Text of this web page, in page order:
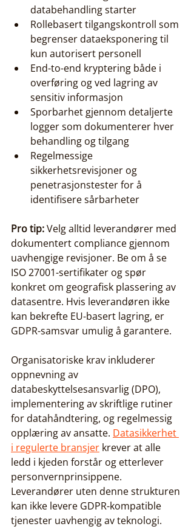
databehandling starter
Rollebasert tilgangskontroll som
begrenser dataeksponering til
kun autorisert personell
End-to-end kryptering både i
overføring og ved lagring av
sensitiv informasjon
Sporbarhet gjennom detaljerte
logger som dokumenterer hver
behandling og tilgang
Regelmessige
sikkerhetsrevisjoner og
penetrasjonstester for å
identifisere sårbarheter
Pro tip: Velg alltid leverandører med
dokumentert compliance gjennom
uavhengige revisjoner. Be om å se
ISO 27001-sertifikater og spør
konkret om geografisk plassering av
datasentre. Hvis leverandøren ikke
kan bekrefte EU-basert lagring, er
GDPR-samsvar umulig å garantere.
Organisatoriske krav inkluderer
oppnevning av
databeskyttelsesansvarlig (DPO),
implementering av skriftlige rutiner
for datahåndtering, og regelmessig
opplæring av ansatte. Datasikkerhet
i regulerte bransjer krever at alle
ledd i kjeden forstår og etterlever
personvernprinsippene.
Leverandører uten denne strukturen
kan ikke levere GDPR-kompatible
tjenester uavhengig av teknologi.